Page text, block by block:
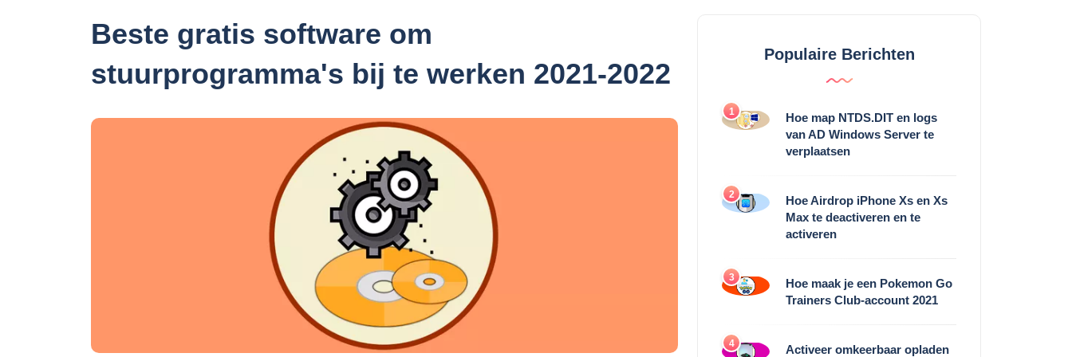
Beste gratis software om
stuurprogramma's bij te werken 2021-2022
Populaire Berichten
1
Hoe map NTDS.DIT ​​en logs
van AD Windows Server te
verplaatsen
2
Hoe Airdrop iPhone Xs en Xs
Max te deactiveren en te
activeren
3
Hoe maak je een Pokemon Go
Trainers Club-account 2021
4 Activeer omkeerbaar opladen